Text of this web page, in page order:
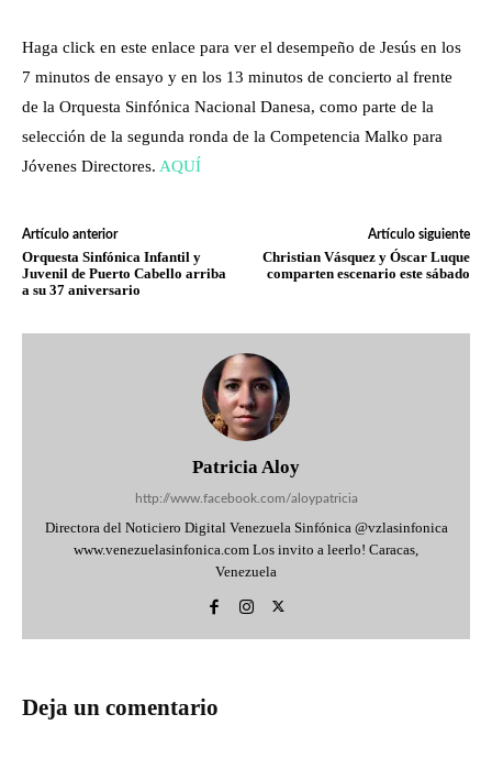
Haga click en este enlace para ver el desempeño de Jesús en los
7 minutos de ensayo y en los 13 minutos de concierto al frente
de la Orquesta Sinfónica Nacional Danesa, como parte de la
selección de la segunda ronda de la Competencia Malko para
Jóvenes Directores. AQUÍ
Artículo anterior
Orquesta Sinfónica Infantil y
Juvenil de Puerto Cabello arriba
a su 37 aniversario
Artículo siguiente
Christian Vásquez y Óscar Luque
comparten escenario este sábado
Patricia Aloy
http://www.facebook.com/aloypatricia
Directora del Noticiero Digital Venezuela Sinfónica @vzlasinfonica
www.venezuelasinfonica.com Los invito a leerlo! Caracas,
Venezuela
Deja un comentario